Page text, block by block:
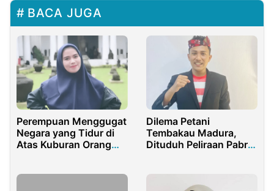
BACA JUGA
Perempuan Menggugat
Negara yang Tidur di
Atas Kuburan Orang
Dilema Petani
Tembakau Madura,
Dituduh Peliraan Pabrik